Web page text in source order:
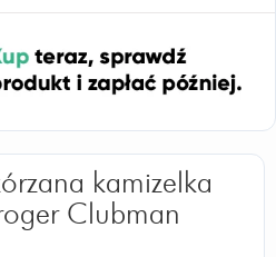
kamizelka
Clubman